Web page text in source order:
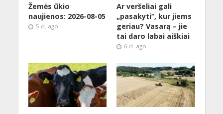
Žemės ūkio
naujienos: 2026-08-05
5 d. ago
Ar veršeliai gali
„pasakyti“, kur jiems
geriau? Vasarą – jie
tai daro labai aiškiai
6 d. ago